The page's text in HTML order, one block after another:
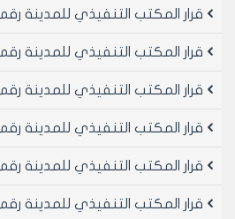
قرار المكتب التنفيذي للمدينة رقم 162 لعام 2021
قرار المكتب التنفيذي للمدينة رقم 163 لعام 2021
قرار المكتب التنفيذي للمدينة رقم 189 لعام 2021
قرار المكتب التنفيذي للمدينة رقم 192 لعام 2021
قرار المكتب التنفيذي للمدينة رقم 2 لعام 2021
قرار المكتب التنفيذي للمدينة رقم 224 لعام 2021